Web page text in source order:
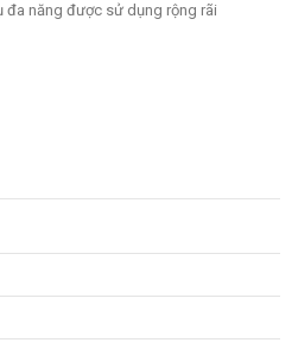
đa năng được sử dụng rộng rãi